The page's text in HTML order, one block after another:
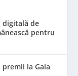
digitală de
pentru
premii la Gala